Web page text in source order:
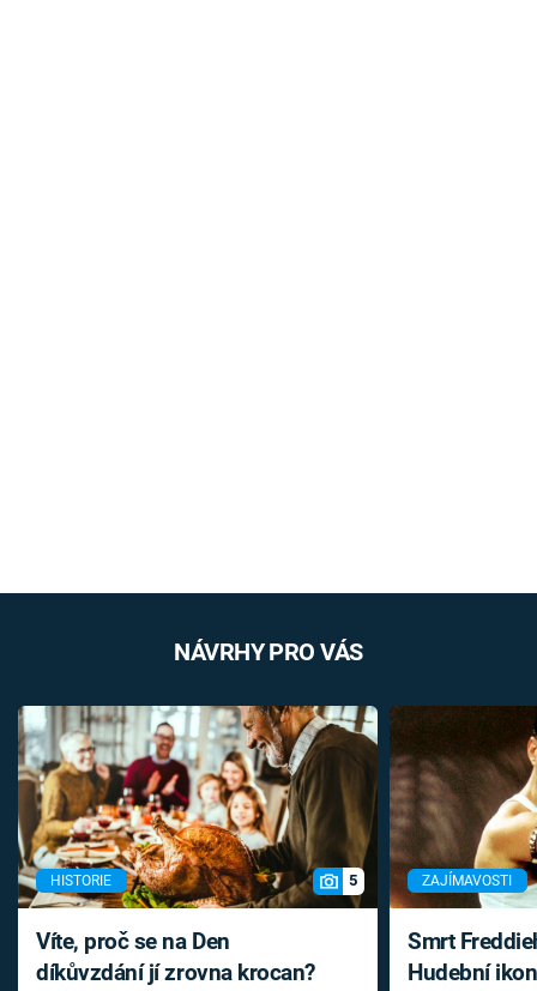
NÁVRHY PRO VÁS
HISTORIE 5
Víte, proč se na Den
díkůvzdání jí zrovna krocan?
ZAJÍMAVOSTI
Smrt
Hudební